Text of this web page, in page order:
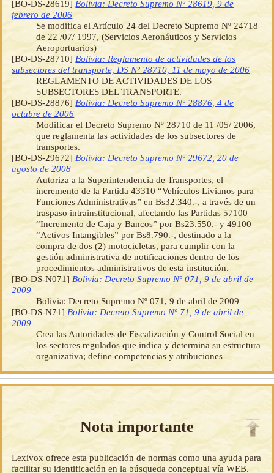
[BO-DS-28619] Bolivia: Decreto Supremo Nº 28619, 9 de
febrero de 2006
Se modifica el Artículo 24 del Decreto Supremo Nº 24718
de 22 /07/ 1997, (Servicios Aeronáuticos y Servicios
Aeroportuarios)
[BO-DS-28710] Bolivia: Reglamento de actividades de los
subsectores del transporte, DS Nº 28710, 11 de mayo de 2006
REGLAMENTO DE ACTIVIDADES DE LOS
SUBSECTORES DEL TRANSPORTE.
[BO-DS-28876] Bolivia: Decreto Supremo Nº 28876, 4 de
octubre de 2006
Modificar el Decreto Supremo Nº 28710 de 11 /05/ 2006,
que reglamenta las actividades de los subsectores de
transportes.
[BO-DS-29672] Bolivia: Decreto Supremo Nº 29672, 20 de
agosto de 2008
Autoriza a la Superintendencia de Transportes, el
incremento de la Partida 43310 “Vehículos Livianos para
Funciones Administrativas” en Bs32.340.-, a través de un
traspaso intrainstitucional, afectando las Partidas 57100
“Incremento de Caja y Bancos” por Bs23.550.- y 49100
“Activos Intangibles” por Bs8.790.-, destinado a la
compra de dos (2) motocicletas, para cumplir con la
gestión administrativa de notificaciones dentro de los
procedimientos administrativos de esta institución.
[BO-DS-N071] Bolivia: Decreto Supremo Nº 071, 9 de abril de
2009
Bolivia: Decreto Supremo Nº 071, 9 de abril de 2009
[BO-DS-N71] Bolivia: Decreto Supremo Nº 71, 9 de abril de
2009
Crea las Autoridades de Fiscalización y Control Social en
los sectores regulados que indica y determina su estructura
organizativa; define competencias y atribuciones
Nota importante
Lexivox ofrece esta publicación de normas como una ayuda para
facilitar su identificación en la búsqueda conceptual vía WEB.